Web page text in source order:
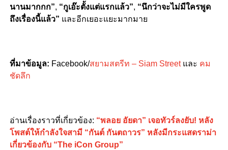
นานมากกก”, “กูเอ๊ะตั้งแต่แรกแล้ว”, “นึกว่าจะไม่มีใครพูด
ถึงเรื่องนี้แล้ว” และอีกเยอะแยะมากมาย
ที่มาข้อมูล: Facebook/สยามสตรีท – Siam Streetและ คม
ชัดลึก
อ่านเรื่องราวที่เกี่ยวข้อง: “พลอย อัยดา” เจอทัวร์ลงยับ! หลัง
โพสต์ให้กำลังใจสามี “กันต์ กันตถาวร” หลังมีกระแสดราม่า
เกี่ยวข้องกับ “The iCon Group”